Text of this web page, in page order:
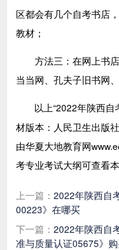
区都会有几个自考书店
教材；
方法三：在网上书店
当当网、孔夫子旧书网
以上“2022年陕西自
材版本：人民卫生出版
由华夏大地教育网
考专业考试大纲可查看本
上一篇： 2022年陕西自
00223》在哪买
下一篇： 2022年陕西自
准与质量认证05675》